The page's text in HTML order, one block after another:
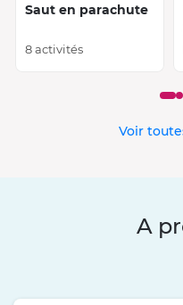
Saut en parachute
8 activités
Voir
A